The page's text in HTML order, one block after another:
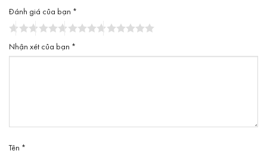
Đánh giá của bạn *
Nhận xét của bạn *
Tên *